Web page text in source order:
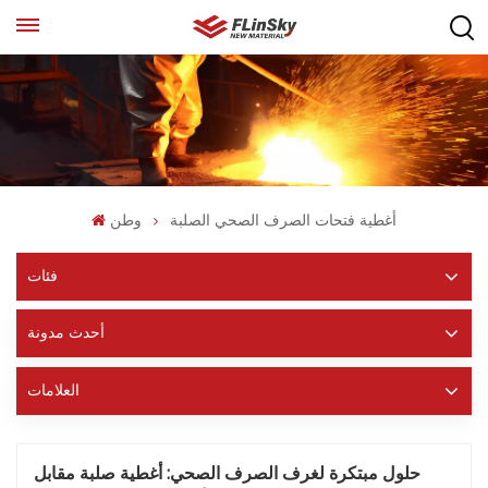
وطن أغطية فتحات الصرف الصحي الصلبة
فئات
أحدث مدونة
العلامات
حلول مبتكرة لغرف الصرف الصحي: أغطية صلبة مقابل